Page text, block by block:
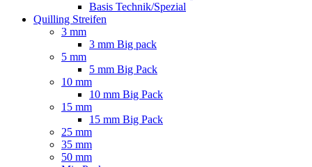
Basis Technik/Spezial
Quilling Streifen
3 mm
3 mm Big pack
5 mm
5 mm Big Pack
10 mm
10 mm Big Pack
15 mm
15 mm Big Pack
25 mm
35 mm
50 mm